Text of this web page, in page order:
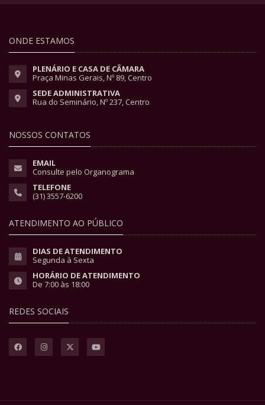
ONDE ESTAMOS
PLENÁRIO E CASA DE CÂMARA
Praça Minas Gerais, Nº 89, Centro
SEDE ADMINISTRATIVA
Rua do Seminário, Nº 237, Centro
NOSSOS CONTATOS
EMAIL
Consulte pelo Organograma
TELEFONE
(31) 3557-6200
ATENDIMENTO AO PÚBLICO
DIAS DE ATENDIMENTO
Segunda à Sexta
HORÁRIO DE ATENDIMENTO
De 7:00 às 18:00
REDES SOCIAIS